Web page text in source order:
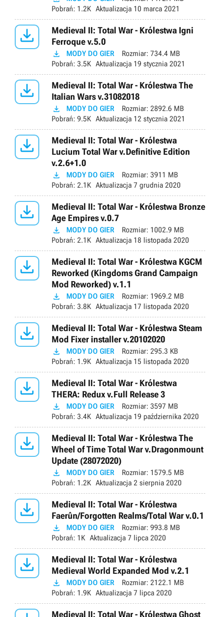
Pobrań: 1.2K Aktualizacja 10 marca 2021

Medieval II: Total War - Królestwa Igni
Ferroque v.5.0
 MODY DO GIER Rozmiar: 734.4 MB
Pobrań: 3.5K Aktualizacja 19 stycznia 2021

Medieval II: Total War - Królestwa The
Italian Wars v.31082018
 MODY DO GIER Rozmiar: 2892.6 MB
Pobrań: 9.5K Aktualizacja 12 stycznia 2021

Medieval II: Total War - Królestwa
Lucium Total War v.Definitive Edition
v.2.6+1.0
 MODY DO GIER Rozmiar: 3911 MB
Pobrań: 2.1K Aktualizacja 7 grudnia 2020

Medieval II: Total War - Królestwa Bronze
Age Empires v.0.7
 MODY DO GIER Rozmiar: 1002.9 MB
Pobrań: 2.1K Aktualizacja 18 listopada 2020

Medieval II: Total War - Królestwa KGCM
Reworked (Kingdoms Grand Campaign
Mod Reworked) v.1.1
 MODY DO GIER Rozmiar: 1969.2 MB
Pobrań: 3.8K Aktualizacja 17 listopada 2020

Medieval II: Total War - Królestwa Steam
Mod Fixer installer v.20102020
 MODY DO GIER Rozmiar: 295.3 KB
Pobrań: 1.9K Aktualizacja 15 listopada 2020

Medieval II: Total War - Królestwa
THERA: Redux v.Full Release 3
 MODY DO GIER Rozmiar: 3597 MB
Pobrań: 3.4K Aktualizacja 19 października 2020

Medieval II: Total War - Królestwa The
Wheel of Time Total War v.Dragonmount
Update (28072020)
 MODY DO GIER Rozmiar: 1579.5 MB
Pobrań: 1.2K Aktualizacja 2 sierpnia 2020

Medieval II: Total War - Królestwa
Faerûn/Forgotten Realms/Total War v.0.1
 MODY DO GIER Rozmiar: 993.8 MB
Pobrań: 1K Aktualizacja 7 lipca 2020

Medieval II: Total War - Królestwa
Medieval World Expanded Mod v.2.1
 MODY DO GIER Rozmiar: 2122.1 MB
Pobrań: 1.9K Aktualizacja 7 lipca 2020
Medieval II: Total War - Królestwa Ghost